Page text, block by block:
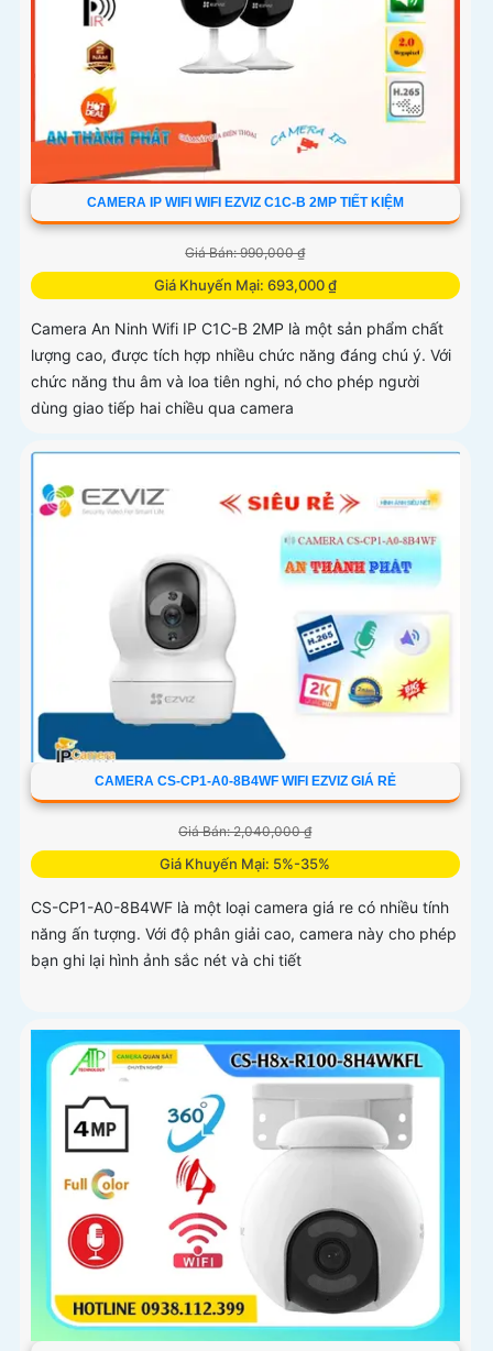
CAMERA IP WIFI WIFI EZVIZ C1C-B 2MP TIẾT KIỆM
Giá Bán: 990,000 ₫
Giá Khuyến Mại: 693,000 ₫
Camera An Ninh Wifi IP C1C-B 2MP là một sản phẩm chất
lượng cao, được tích hợp nhiều chức năng đáng chú ý. Với
chức năng thu âm và loa tiên nghi, nó cho phép người
dùng giao tiếp hai chiều qua camera
CAMERA CS-CP1-A0-8B4WF WIFI EZVIZ GIÁ RẺ
Giá Bán: 2,040,000 ₫
Giá Khuyến Mại: 5%-35%
CS-CP1-A0-8B4WF là một loại camera giá re có nhiều tính
năng ấn tượng. Với độ phân giải cao, camera này cho phép
bạn ghi lại hình ảnh sắc nét và chi tiết